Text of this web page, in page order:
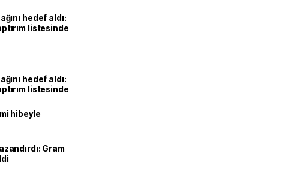
hedef aldı:
listesinde
hedef aldı:
listesinde
hibeyle
Gram